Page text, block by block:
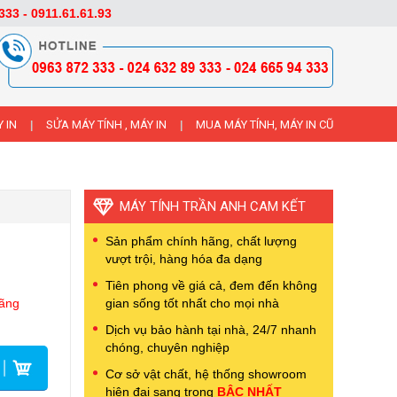
IN SỬA MÁY TÍNH , MÁY IN MUA MÁY TÍNH, MÁY IN CŨ
MÁY TÍNH TRẦN ANH CAM KẾT
Sản phẩm chính hãng, chất lượng
vượt trội, hàng hóa đa dạng
Tiên phong về giá cả, đem đến không
gian sống tốt nhất cho mọi nhà
Dịch vụ bảo hành tại nhà, 24/7 nhanh
chóng, chuyên nghiệp
Cơ sở vật chất, hệ thống showroom
hiện đại sang trọng BẬC NHẤT
- 0911.61.61.93